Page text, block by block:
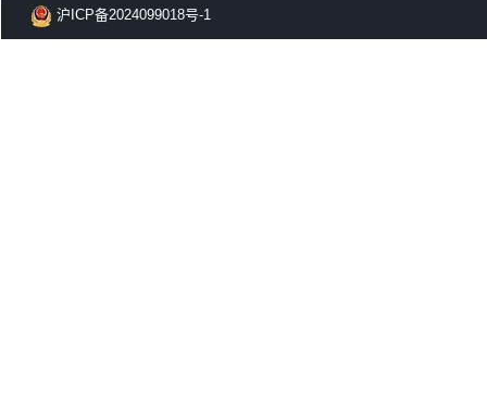
沪ICP备2024099018号-1